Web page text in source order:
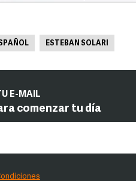
ESTEBAN SOLARI
E-MAIL
comenzar tu día